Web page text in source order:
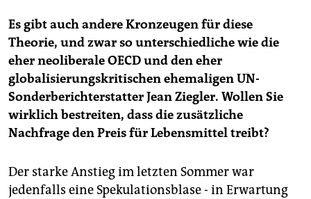
Es gibt auch andere Kronzeugen für diese
Theorie, und zwar so unterschiedliche wie die
eher neoliberale OECD und den eher
globalisierungskritischen ehemaligen UN-
Sonderberichterstatter Jean Ziegler. Wollen Sie
wirklich bestreiten, dass die zusätzliche
Nachfrage den Preis für Lebensmittel treibt?
Der starke Anstieg im letzten Sommer war
jedenfalls eine Spekulationsblase - in Erwartung